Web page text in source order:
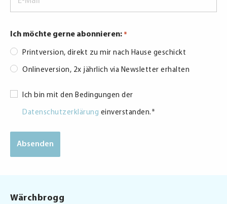
Mail
Ich möchte gerne abonnieren: *
Printversion, direkt zu mir nach Hause geschickt
Onlineversion, 2x jährlich via Newsletter erhalten
Consent
Ich bin mit den Bedingungen der
Datenschutzerklärung einverstanden. *
Wärchbrogg